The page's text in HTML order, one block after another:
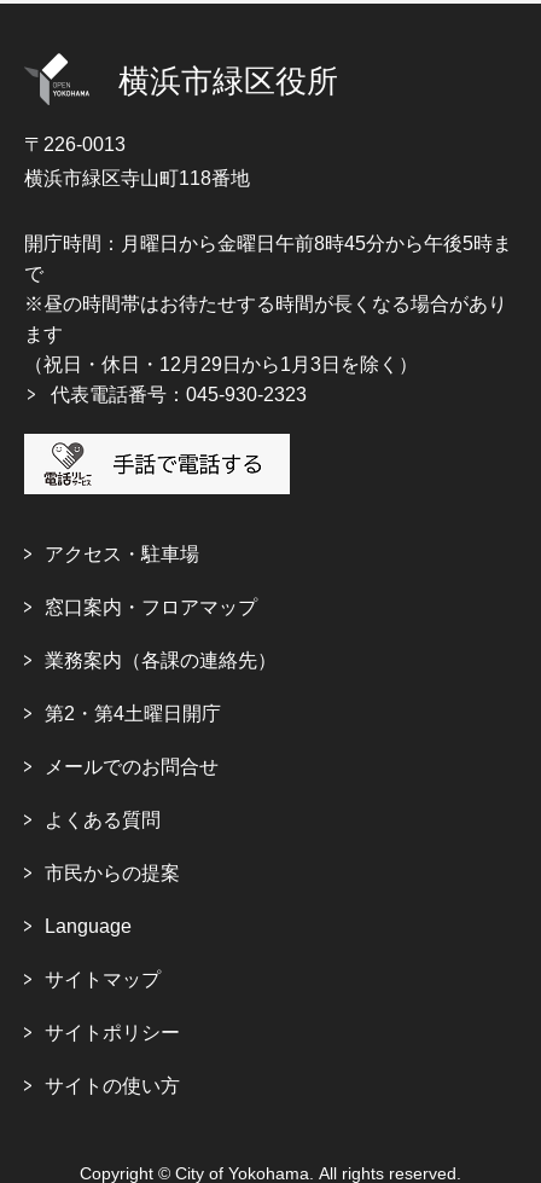
横浜市緑区役所
〒226-0013
横浜市緑区寺山町118番地
開庁時間：月曜日から金曜日午前8時45分から午後5時ま
で
※昼の時間帯はお待たせする時間が長くなる場合があり
ます
（祝日・休日・12月29日から1月3日を除く）
代表電話番号：045-930-2323
アクセス・駐車場
窓口案内・フロアマップ
業務案内（各課の連絡先）
第2・第4土曜日開庁
メールでのお問合せ
よくある質問
市民からの提案
Language
サイトマップ
サイトポリシー
サイトの使い方
Copyright © City of Yokohama. All rights reserved.